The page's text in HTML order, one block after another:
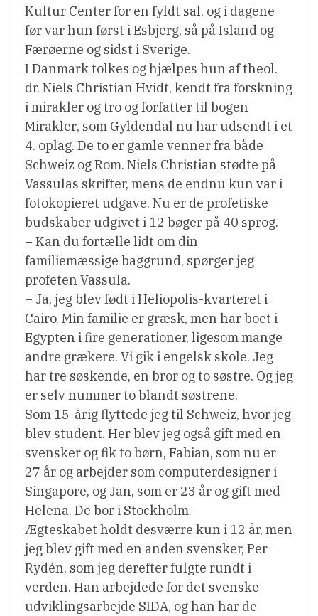
Kultur Center for en fyldt sal, og i dagene
før var hun først i Esbjerg, så på Island og
Færøerne og sidst i Sverige.
I Danmark tolkes og hjælpes hun af theol.
dr. Niels Christian Hvidt, kendt fra forskning
i mirakler og tro og forfatter til bogen
Mirakler, som Gyldendal nu har udsendt i et
4. oplag. De to er gamle venner fra både
Schweiz og Rom. Niels Christian stødte på
Vassulas skrifter, mens de endnu kun var i
fotokopieret udgave. Nu er de profetiske
budskaber udgivet i 12 bøger på 40 sprog.
– Kan du fortælle lidt om din
familiemæssige baggrund, spørger jeg
profeten Vassula.
– Ja, jeg blev født i Heliopolis-kvarteret i
Cairo. Min familie er græsk, men har boet i
Egypten i fire generationer, ligesom mange
andre grækere. Vi gik i engelsk skole. Jeg
har tre søskende, en bror og to søstre. Og jeg
er selv nummer to blandt søstrene.
Som 15-årig flyttede jeg til Schweiz, hvor jeg
blev student. Her blev jeg også gift med en
svensker og fik to børn, Fabian, som nu er
27 år og arbejder som computerdesigner i
Singapore, og Jan, som er 23 år og gift med
Helena. De bor i Stockholm.
Ægteskabet holdt desværre kun i 12 år, men
jeg blev gift med en anden svensker, Per
Rydén, som jeg derefter fulgte rundt i
verden. Han arbejdede for det svenske
udviklingsarbejde SIDA, og han har de